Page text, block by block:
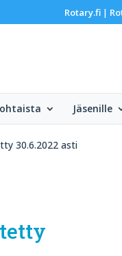
Rotary.fi|
Jäsenille
30.6.2022 asti